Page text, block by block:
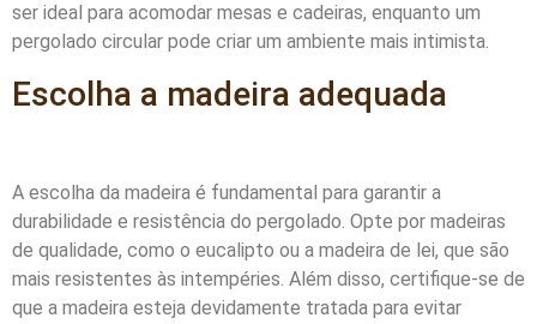
ser ideal para acomodar mesas e cadeiras, enquanto um
pergolado circular pode criar um ambiente mais intimista.
Escolha a madeira adequada
A escolha da madeira é fundamental para garantir a
durabilidade e resistência do pergolado. Opte por madeiras
de qualidade, como o eucalipto ou a madeira de lei, que são
mais resistentes às intempéries. Além disso, certifique-se de
que a madeira esteja devidamente tratada para evitar